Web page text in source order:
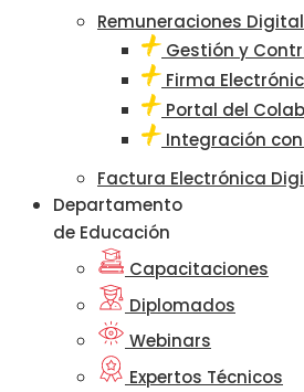
Remuneraciones Digital
Gestión y
Firma
Portal del
Integración con
Factura Electrónica
Departamento
de Educación
Capacitaciones
Diplomados
Webinars
Expertos Técnicos